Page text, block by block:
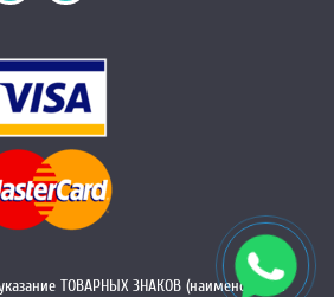
ТОВАРНЫХ ЗНАКОВ (наименований